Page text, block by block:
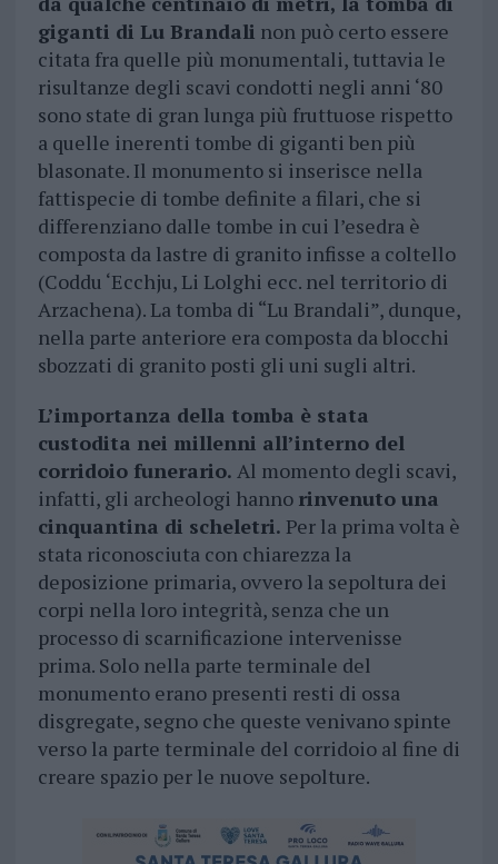
giganti di Lu Brandali non può certo essere
citata fra quelle più monumentali, tuttavia le
risultanze degli scavi condotti negli anni ‘80
sono state di gran lunga più fruttuose rispetto
a quelle inerenti tombe di giganti ben più
blasonate. Il monumento si inserisce nella
fattispecie di tombe definite a filari, che si
differenziano dalle tombe in cui l’esedra è
composta da lastre di granito infisse a coltello
(Coddu ‘Ecchju, Li Lolghi ecc. nel territorio di
Arzachena). La tomba di “Lu Brandali”, dunque,
nella parte anteriore era composta da blocchi
sbozzati di granito posti gli uni sugli altri.
L’importanza della tomba è stata
custodita nei millenni all’interno del
corridoio funerario. Al momento degli scavi,
infatti, gli archeologi hanno rinvenuto una
cinquantina di scheletri. Per la prima volta è
stata riconosciuta con chiarezza la
deposizione primaria, ovvero la sepoltura dei
corpi nella loro integrità, senza che un
processo di scarnificazione intervenisse
prima. Solo nella parte terminale del
monumento erano presenti resti di ossa
disgregate, segno che queste venivano spinte
verso la parte terminale del corridoio al fine di
creare spazio per le nuove sepolture.